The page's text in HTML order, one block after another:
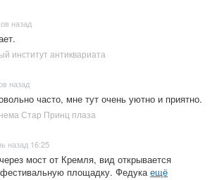
назад
институт антиквариата
назад
часто, мне тут очень уютно и приятно.
Стар Принц плаза
назад 16:25
мост от Кремля, вид открывается
площадку. Федука ещё